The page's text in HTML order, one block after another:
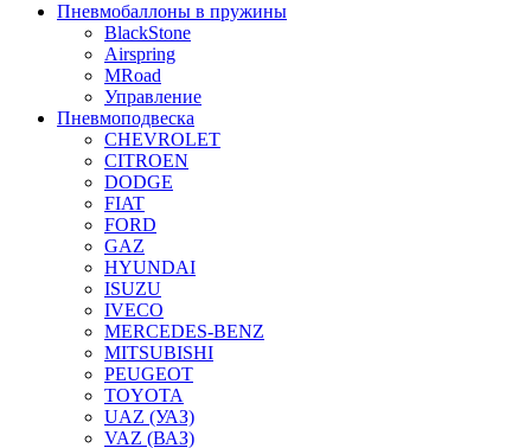
Пневмобаллоны в пружины
BlackStone
Airspring
MRoad
Управление
Пневмоподвеска
CHEVROLET
CITROEN
DODGE
FIAT
FORD
GAZ
HYUNDAI
ISUZU
IVECO
MERCEDES-BENZ
MITSUBISHI
PEUGEOT
TOYOTA
UAZ (УАЗ)
VAZ (ВАЗ)